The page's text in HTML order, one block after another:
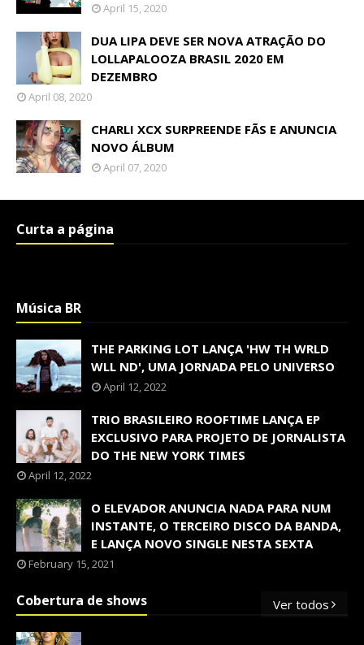
April 15, 2020
DUA LIPA DEVE SER NOVA ATRAÇÃO DO
LOLLAPALOOZA BRASIL 2020 EM
DEZEMBRO
April 08, 2020
CHARLI XCX SURPREENDE FÃS E ANUNCIA
NOVO ÁLBUM
April 07, 2020
Curta a página
Música BR
THE PARKING LOT LANÇA 'HW TH WRLD
WLL ND', UMA JORNADA PELO UNIVERSO
April 12, 2022
TRIO BRASILEIRO ROOFTIME LANÇA EP
EXCLUSIVO PARA PROJETO DE JORNALISTA
DO THE NEW YORK TIMES
April 12, 2022
O ELEVADOR ANUNCIA NADA PARA NUM
INSTANTE, O TERCEIRO DISCO DA BANDA,
E LANÇA NOVO SINGLE NESTA SEXTA
February 15, 2021
Cobertura de shows Ver todos